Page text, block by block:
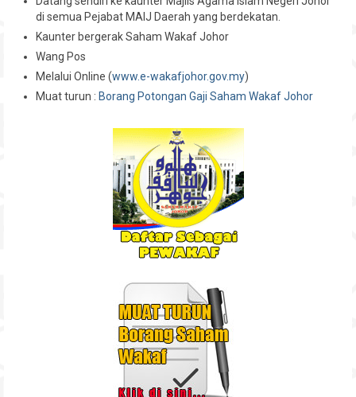
di semua Pejabat MAIJ Daerah yang berdekatan.
Kaunter bergerak Saham Wakaf Johor
Wang Pos
Melalui Online (www.e-wakafjohor.gov.my)
Muat turun : Borang Potongan Gaji Saham Wakaf Johor